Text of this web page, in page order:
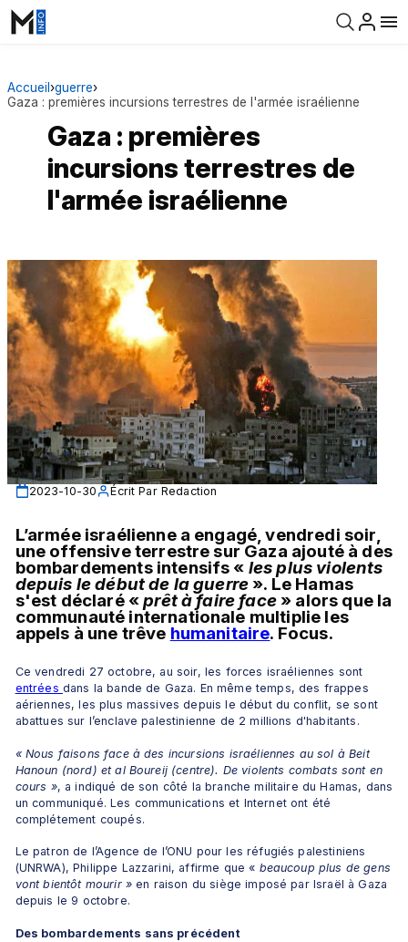
Accueil ›guerre›
Gaza : premières incursions terrestres de l'armée israélienne
Gaza : premières
incursions terrestres de
l'armée israélienne
2023-10-30 Écrit Par Redaction
L’armée israélienne a engagé, vendredi soir,
une offensive terrestre sur Gaza ajouté à des
bombardements intensifs « les plus violents
depuis le début de la guerre ». Le Hamas
s'est déclaré « prêt à faire face » alors que la
communauté internationale multiplie les
appels à une trêve humanitaire. Focus.
entrées dans la bande de Gaza. En même temps, des frappes
aériennes, les plus massives depuis le début du conflit, se sont
abattues sur l’enclave palestinienne de 2 millions d'habitants.
« Nous faisons face à des incursions israéliennes au sol à Beit
Hanoun (nord) et al Boureij (centre). De violents combats sont en
cours », a indiqué de son côté la branche militaire du Hamas, dans
un communiqué. Les communications et Internet ont été
complétement coupés.
Le patron de l’Agence de l’ONU pour les réfugiés palestiniens
(UNRWA), Philippe Lazzarini, affirme que « beaucoup plus de gens
vont bientôt mourir » en raison du siège imposé par Israël à Gaza
depuis le 9 octobre.
Des bombardements sans précédent